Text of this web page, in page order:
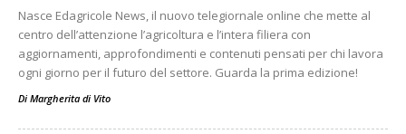
Nasce Edagricole News, il nuovo telegiornale online che mette al
centro dell’attenzione l’agricoltura e l’intera filiera con
aggiornamenti, approfondimenti e contenuti pensati per chi lavora
ogni giorno per il futuro del settore. Guarda la prima edizione!
Di Margherita di Vito